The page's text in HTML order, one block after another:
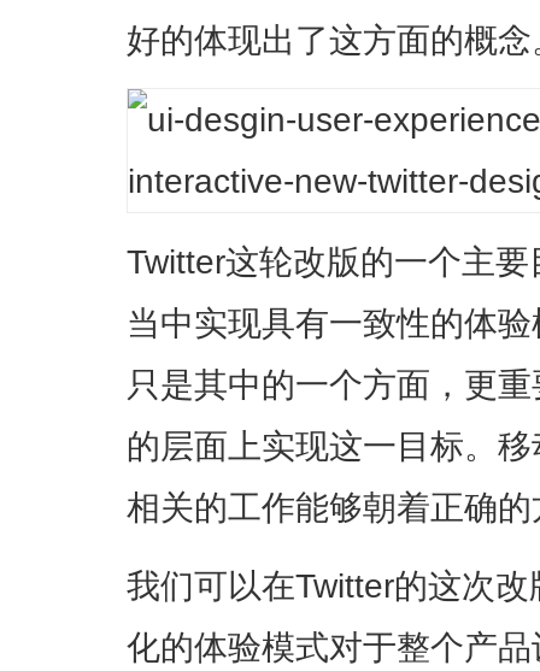
好的体现出了这方面的概念
Twitter这轮改版的一个主
当中实现具有一致性的体
只是其中的一个方面，更
的层面上实现这一目标。
相关的工作能够朝着正确
我们可以在Twitter的这次
化的体验模式对于整个产